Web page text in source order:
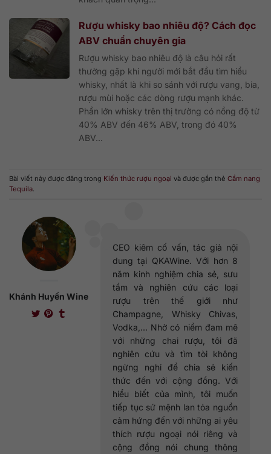
Rượu whisky bao nhiêu độ? Cách đọc
ABV chuẩn chuyên gia
Rượu whisky bao nhiêu độ là câu hỏi rất
thường gặp khi người mới bắt đầu tìm hiểu
whisky, nhất là khi so sánh với rượu vang, bia,
rượu mùi hoặc các dòng rượu mạnh khác.
Phần lớn whisky trên thị trường có nồng độ từ
40% ABV đến 46% ABV, trong đó 40%
ABV...
Bài viết này được đăng trong Kiến thức rượu ngoại và được gắn thẻ Cẩm nang
Tequila.
Khánh Huyền Wine
CEO kiêm cố vấn, tác giả nội
dung tại QKAWine. Với hơn 8
năm kinh nghiệm chia sẻ, sưu
tầm và nghiên cứu các loại
rượu trên thế giới như
Champagne, Whisky Chivas,
Vodka,... Nhờ có niềm đam mê
với những chai rượu, tôi đã
nghiên cứu và tìm tòi không
ngừng nghỉ để chia sẻ kiến
thức đến với cộng đồng. Với
hiểu biết của mình, tôi muốn
tiếp tục sứ mệnh lan tỏa nguồn
cảm hứng đến với những ai yêu
thích rượu ngoại nói riêng và
cộng đồng nói chung thông